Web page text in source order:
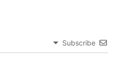
Subscribe